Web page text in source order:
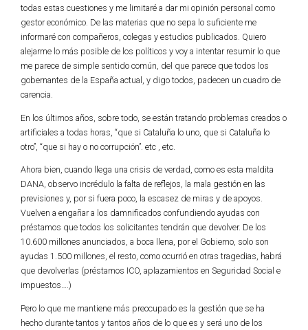
todas estas cuestiones y me limitaré a dar mi opinión personal como
gestor económico. De las materias que no sepa lo suficiente me
informaré con compañeros, colegas y estudios publicados. Quiero
alejarme lo más posible de los políticos y voy a intentar resumir lo que
me parece de simple sentido común, del que parece que todos los
gobernantes de la España actual, y digo todos, padecen un cuadro de
carencia.
En los últimos años, sobre todo, se están tratando problemas creados o
artificiales a todas horas, “que si Cataluña lo uno, que si Cataluña lo
otro”, “que si hay o no corrupción”. etc , etc.
Ahora bien, cuando llega una crisis de verdad, como es esta maldita
DANA, observo incrédulo la falta de reflejos, la mala gestión en las
previsiones y, por si fuera poco, la escasez de miras y de apoyos.
Vuelven a engañar a los damnificados confundiendo ayudas con
préstamos que todos los solicitantes tendrán que devolver. De los
10.600 millones anunciados, a boca llena, por el Gobierno, solo son
ayudas 1.500 millones, el resto, como ocurrió en otras tragedias, habrá
que devolverlas (préstamos ICO, aplazamientos en Seguridad Social e
impuestos….)
Pero lo que me mantiene más preocupado es la gestión que se ha
hecho durante tantos y tantos años de lo que es y será uno de los